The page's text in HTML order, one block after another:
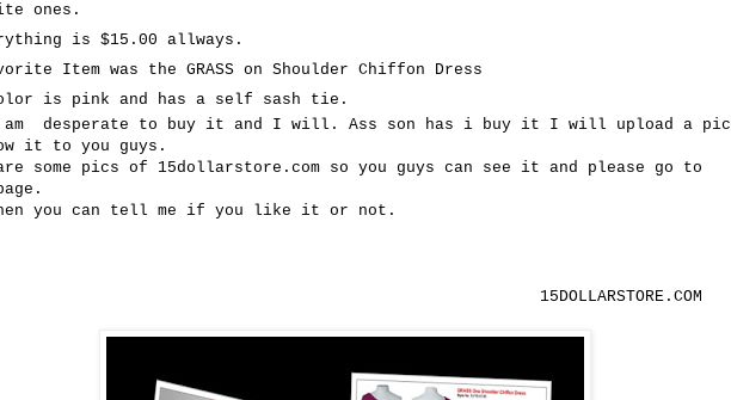
ones.
is $15.00 allways.
Item was the GRASS on Shoulder Chiffon Dress
is pink and has a self sash tie.
am desperate to buy it and I will. Ass son has i buy it I will upload a pic
it to you guys.
some pics of 15dollarstore.com so you guys can see it and please go to
you can tell me if you like it or not.